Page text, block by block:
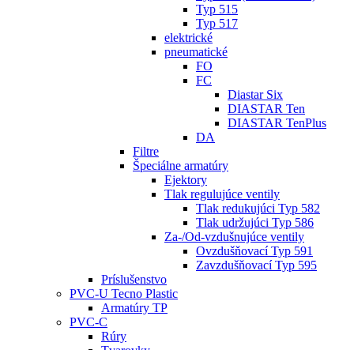
Typ 515
Typ 517
elektrické
pneumatické
FO
FC
Diastar Six
DIASTAR Ten
DIASTAR TenPlus
DA
Filtre
Špeciálne armatúry
Ejektory
Tlak regulujúce ventily
Tlak redukujúci Typ 582
Tlak udržujúci Typ 586
Za-/Od-vzdušnujúce ventily
Ovzdušňovací Typ 591
Zavzdušňovací Typ 595
Príslušenstvo
PVC-U Tecno Plastic
Armatúry TP
PVC-C
Rúry